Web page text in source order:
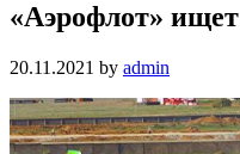
«Аэрофлот»
20.11.2021 by admin